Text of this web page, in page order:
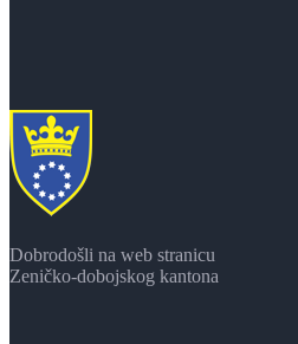
Dobrodošli na web stranicu
Zeničko-dobojskog kantona